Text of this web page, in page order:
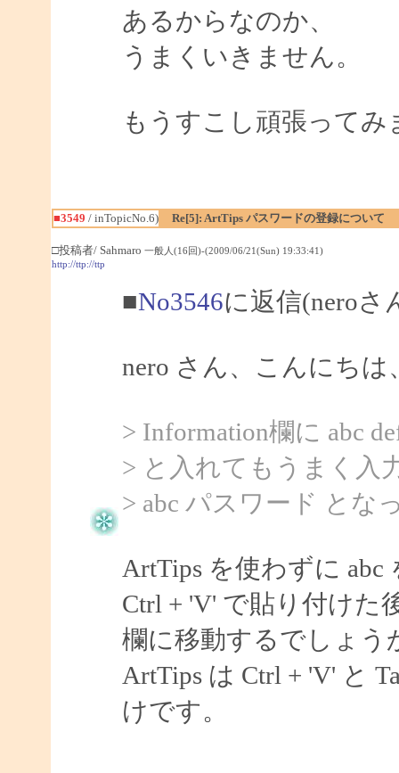
あるからなのか、
うまくいきません。
もうすこし頑張ってみ
■3549 / inTopicNo.6) Re[5]: ArtTips パスワードの登録について
□投稿者/ Sahmaro 一般人(16回)-(2009/06/21(Sun) 19:33:41)
http://ttp://ttp
■No3546に返信(neroさ
nero さん、こんにちは
> Information欄に abc
> と入れてもうまく入
> abc パスワード とな
ArtTips を使わずに
Ctrl + 'V' で貼り付けた
欄に移動するでしょう
ArtTips は Ctrl + 'V' と
けです。